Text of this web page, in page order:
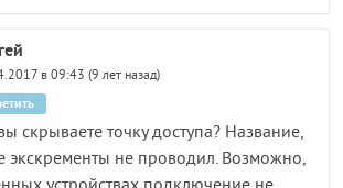
в 09:43 (9 лет назад)
скрываете точку доступа? Название,
экскременты не проводил. Возможно,